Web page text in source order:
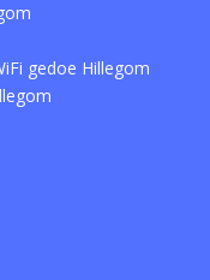
gedoe Hillegom